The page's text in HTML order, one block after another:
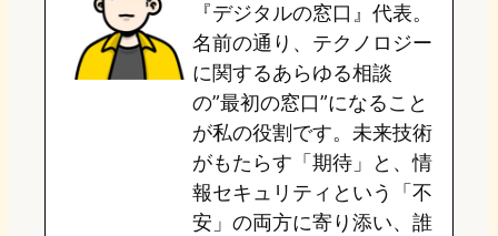
o
n
k
o
o
k
a
『デジタルの窓口』代表。
名前の通り、テクノロジー
に関するあらゆる相談
の”最初の窓口”になること
が私の役割です。未来技術
がもたらす「期待」と、情
報セキュリティという「不
安」の両方に寄り添い、誰